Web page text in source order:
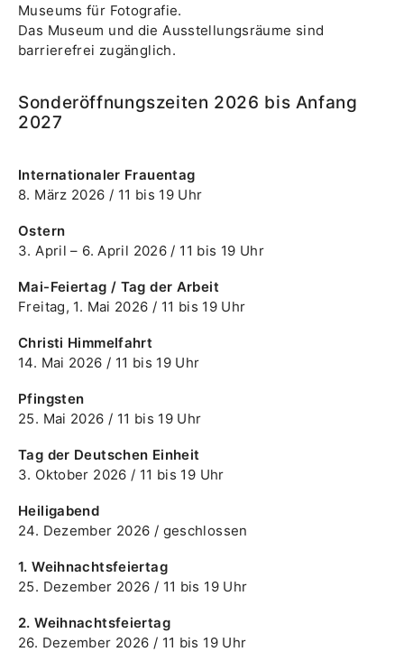
Museums für Fotografie.
Das Museum und die Ausstellungsräume sind
barrierefrei zugänglich.
Sonderöffnungszeiten 2026 bis Anfang
2027
Internationaler Frauentag
8. März 2026 / 11 bis 19 Uhr
Ostern
3. April – 6. April 2026 / 11 bis 19 Uhr
Mai-Feiertag / Tag der Arbeit
Freitag, 1. Mai 2026 / 11 bis 19 Uhr
Christi Himmelfahrt
14. Mai 2026 / 11 bis 19 Uhr
Pfingsten
25. Mai 2026 / 11 bis 19 Uhr
Tag der Deutschen Einheit
3. Oktober 2026 / 11 bis 19 Uhr
Heiligabend
24. Dezember 2026 / geschlossen
1. Weihnachtsfeiertag
25. Dezember 2026 / 11 bis 19 Uhr
2. Weihnachtsfeiertag
26. Dezember 2026 / 11 bis 19 Uhr